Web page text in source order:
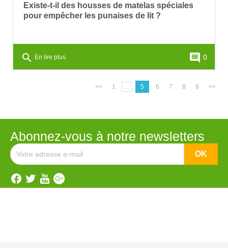
Existe-t-il des housses de matelas spéciales
pour empêcher les punaises de lit ?
search En lire plus comment 0
<< 1 ... 5 6 7 8 9 >>
Abonnez-vous à notre newsletters